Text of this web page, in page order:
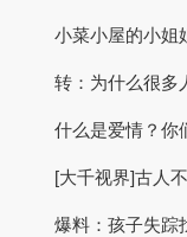
小菜小屋的小姐
转：为什么很多
什么是爱情？你
[大千视界]古人
爆料：孩子失踪